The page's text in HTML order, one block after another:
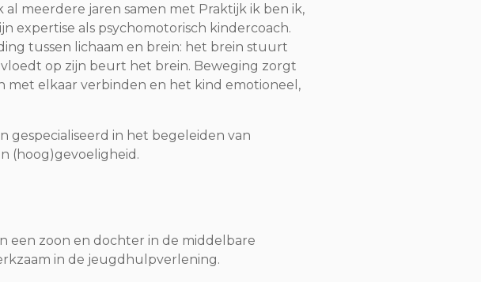
meerdere jaren samen met Praktijk ik ben ik,
expertise als psychomotorisch kindercoach.
tussen lichaam en brein: het brein stuurt
op zijn beurt het brein. Beweging zorgt
met elkaar verbinden en het kind emotioneel,
gespecialiseerd in het begeleiden van
(hoog)gevoeligheid.
een zoon en dochter in de middelbare
in de jeugdhulpverlening.